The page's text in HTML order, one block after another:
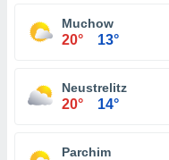
Muchow
20° 13°
Neustrelitz
20° 14°
Parchim